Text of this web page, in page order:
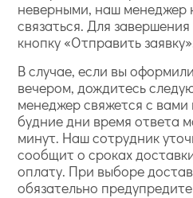
неверными, наш менеджер
связаться. Для
кнопку «Отправить
В случае, если вы
вечером, дождитесь
менеджер свяжется с
будние дни время ответа
минут. Наш сотрудник
сообщит о сроках
оплату. При выборе
обязательно